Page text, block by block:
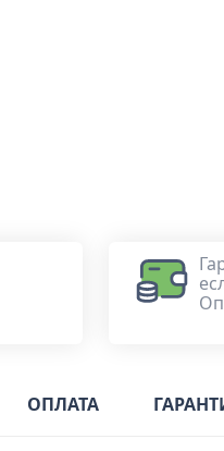
ОПЛАТА